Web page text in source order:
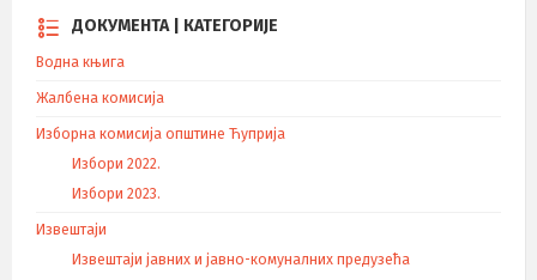
ДОКУМЕНТА | КАТЕГОРИЈЕ
Водна књига
Жалбена комисија
Изборна комисија општине Ћуприја
Избори 2022.
Избори 2023.
Извештаји
Извештаји јавних и јавно-комуналних предузећа